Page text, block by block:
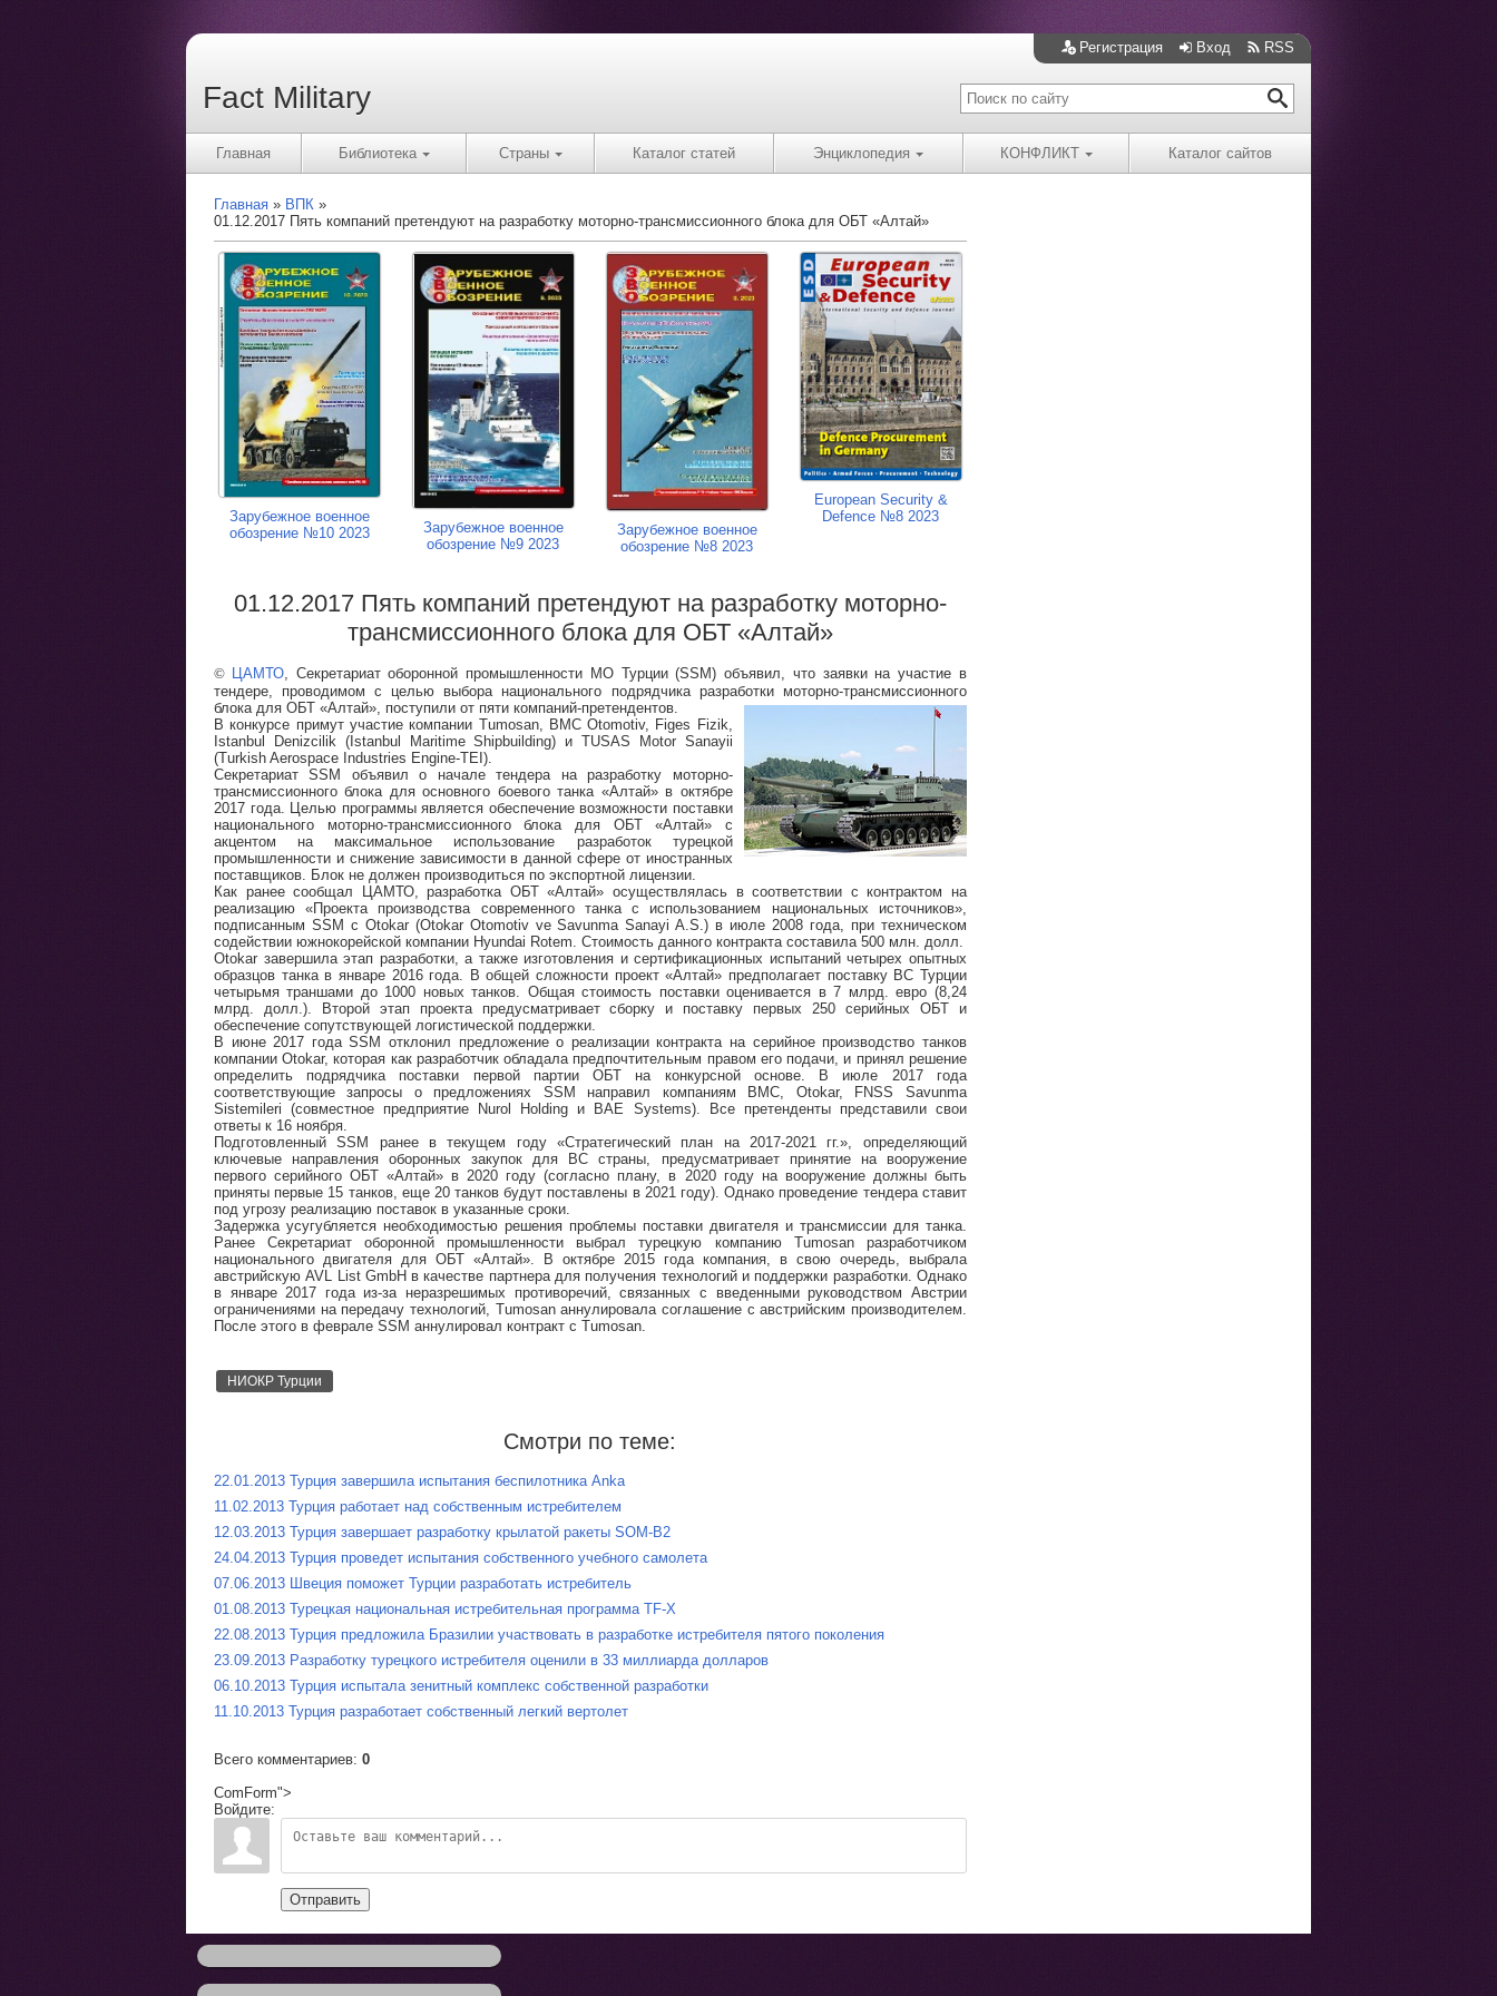
Регистрация Вход RSS
Fact Military
Главная Библиотека Страны Каталог статей Энциклопедия КОНФЛИКТ Каталог сайтов
Главная
ВПК
01.12.2017 Пять компаний претендуют на разработку моторно-трансмиссионного блока для ОБТ «Алтай»
Зарубежное военное
обозрение №10 2023
Зарубежное военное
обозрение №9 2023
Зарубежное военное
обозрение №8 2023
European Security &
Defence №8 2023
01.12.2017 Пять компаний претендуют на разработку моторно-
трансмиссионного блока для ОБТ «Алтай»
© ЦАМТО, Секретариат оборонной промышленности МО Турции (SSM) объявил, что заявки на участие в
тендере, проводимом с целью выбора национального подрядчика разработки моторно-трансмиссионного
блока для ОБТ «Алтай», поступили от пяти компаний-претендентов.
В конкурсе примут участие компании Tumosan, BMC Otomotiv, Figes Fizik,
Istanbul Denizcilik (Istanbul Maritime Shipbuilding) и TUSAS Motor Sanayii
(Turkish Aerospace Industries Engine-TEI).
Секретариат SSM объявил о начале тендера на разработку моторно-
трансмиссионного блока для основного боевого танка «Алтай» в октябре
2017 года. Целью программы является обеспечение возможности поставки
национального моторно-трансмиссионного блока для ОБТ «Алтай» с
акцентом на максимальное использование разработок турецкой
промышленности и снижение зависимости в данной сфере от иностранных
поставщиков. Блок не должен производиться по экспортной лицензии.
Как ранее сообщал ЦАМТО, разработка ОБТ «Алтай» осуществлялась в соответствии с контрактом на
реализацию «Проекта производства современного танка с использованием национальных источников»,
подписанным SSM с Otokar (Otokar Otomotiv ve Savunma Sanayi A.S.) в июле 2008 года, при техническом
содействии южнокорейской компании Hyundai Rotem. Стоимость данного контракта составила 500 млн. долл.
Otokar завершила этап разработки, а также изготовления и сертификационных испытаний четырех опытных
образцов танка в январе 2016 года. В общей сложности проект «Алтай» предполагает поставку ВС Турции
четырьмя траншами до 1000 новых танков. Общая стоимость поставки оценивается в 7 млрд. евро (8,24
млрд. долл.). Второй этап проекта предусматривает сборку и поставку первых 250 серийных ОБТ и
обеспечение сопутствующей логистической поддержки.
В июне 2017 года SSM отклонил предложение о реализации контракта на серийное производство танков
компании Otokar, которая как разработчик обладала предпочтительным правом его подачи, и принял решение
определить подрядчика поставки первой партии ОБТ на конкурсной основе. В июле 2017 года
соответствующие запросы о предложениях SSM направил компаниям BMC, Otokar, FNSS Savunma
Sistemileri (совместное предприятие Nurol Holding и BAE Systems). Все претенденты представили свои
ответы к 16 ноября.
Подготовленный SSM ранее в текущем году «Стратегический план на 2017-2021 гг.», определяющий
ключевые направления оборонных закупок для ВС страны, предусматривает принятие на вооружение
первого серийного ОБТ «Алтай» в 2020 году (согласно плану, в 2020 году на вооружение должны быть
приняты первые 15 танков, еще 20 танков будут поставлены в 2021 году). Однако проведение тендера ставит
под угрозу реализацию поставок в указанные сроки.
Задержка усугубляется необходимостью решения проблемы поставки двигателя и трансмиссии для танка.
Ранее Секретариат оборонной промышленности выбрал турецкую компанию Tumosan разработчиком
национального двигателя для ОБТ «Алтай». В октябре 2015 года компания, в свою очередь, выбрала
австрийскую AVL List GmbH в качестве партнера для получения технологий и поддержки разработки. Однако
в январе 2017 года из-за неразрешимых противоречий, связанных с введенными руководством Австрии
ограничениями на передачу технологий, Tumosan аннулировала соглашение с австрийским производителем.
После этого в феврале SSM аннулировал контракт с Tumosan.
НИОКР Турции
Смотри по теме:
22.01.2013 Турция завершила испытания беспилотника Anka
11.02.2013 Турция работает над собственным истребителем
12.03.2013 Турция завершает разработку крылатой ракеты SOM-B2
24.04.2013 Турция проведет испытания собственного учебного самолета
07.06.2013 Швеция поможет Турции разработать истребитель
01.08.2013 Турецкая национальная истребительная программа TF-X
22.08.2013 Турция предложила Бразилии участвовать в разработке истребителя пятого поколения
23.09.2013 Разработку турецкого истребителя оценили в 33 миллиарда долларов
06.10.2013 Турция испытала зенитный комплекс собственной разработки
11.10.2013 Турция разработает собственный легкий вертолет
Всего комментариев: 0
ComForm">
Войдите:
Отправить